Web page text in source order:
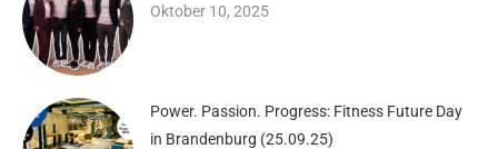
Oktober 10, 2025
Power. Passion. Progress: Fitness Future Day
in Brandenburg (25.09.25)